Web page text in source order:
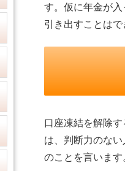
す。仮に年金が
引き出すことはで
口座凍結を解除
は、判断力のな
のことを言います